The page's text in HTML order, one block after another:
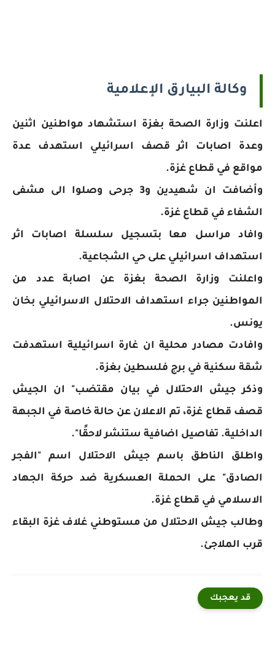
وكالة البيارق الإعلامية
اعلنت وزارة الصحة بغزة استشهاد مواطنين اثنين
وعدة اصابات اثر قصف اسرائيلي استهدف عدة
مواقع في قطاع غزة.
وأضافت ان شهيدين و3 جرحى وصلوا الى مشفى
الشفاء في قطاع غزة.
وافاد مراسل معا بتسجيل سلسلة اصابات اثر
استهداف اسرائيلي على حي الشجاعية.
واعلنت وزارة الصحة بغزة عن اصابة عدد من
المواطنين جراء استهداف الاحتلال الاسرائيلي بخان
يونس.
وافادت مصادر محلية ان غارة اسرائيلية استهدفت
شقة سكنية في برج فلسطين بغزة.
وذكر جيش الاحتلال في بيان مقتضب" ان الجيش
قصف قطاع غزة، تم الاعلان عن حالة خاصة في الجبهة
الداخلية. تفاصيل اضافية ستنشر لاحقًا".
واطلق الناطق باسم جيش الاحتلال اسم "الفجر
الصادق" على الحملة العسكرية ضد حركة الجهاد
الاسلامي في قطاع غزة.
وطالب جيش الاحتلال من مستوطني غلاف غزة البقاء
قرب الملاجئ.
قد يعجبك